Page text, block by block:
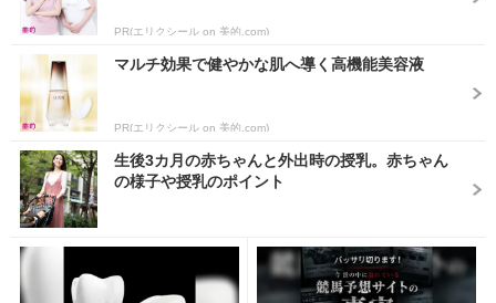
PR(エリクシール on 美的.com)
マルチ効果で健やかな肌へ導く高機能美容液
PR(エリクシール on 美的.com)
生後3カ月の赤ちゃんと外出時の授乳。赤ちゃん
の様子や授乳のポイント